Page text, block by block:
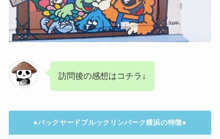
訪問後の感想はコチラ↓
●バックヤードブルックリンパーク横浜の特徴●